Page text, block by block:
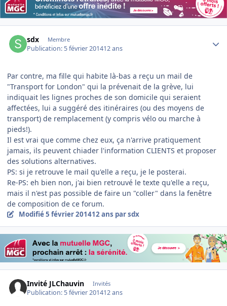
sdx Membre
Publication: 5 février 201412 ans
Par contre, ma fille qui habite là-bas a reçu un mail de
"Transport for London" qui la prévenait de la grève, lui
indiquait les lignes proches de son domicile qui seraient
affectées, lui a suggéré des itinéraires (ou des moyens de
transport) de remplacement (y compris vélo ou marche à
pieds!).
Il est vrai que comme chez eux, ça n'arrive pratiquement
jamais, ils peuvent chiader l'information CLIENTS et proposer
des solutions alternatives.
PS: si je retrouve le mail qu'elle a reçu, je le posterai.
Re-PS: eh bien non, j'ai bien retrouvé le texte qu'elle a reçu,
mais il n'est pas possible de faire un "coller" dans la fenêtre
de composition de ce forum.
Modifié5 février 201412 ans par sdx
Invité JLChauvin Invités
Publication: 5 février 201412 ans